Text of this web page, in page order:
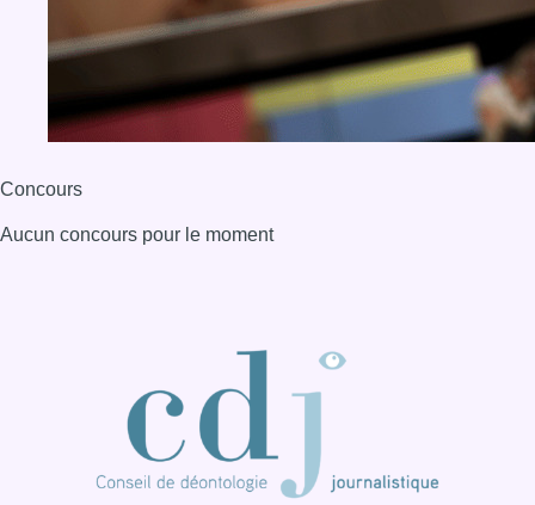
Consulter page Instagram